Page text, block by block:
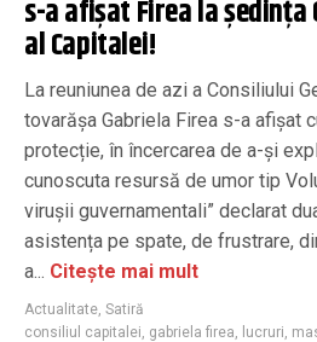
s-a afișat Firea la ședința
al Capitalei!
La reuniunea de azi a Consiliului
tovarășa Gabriela Firea s-a afișat
protecție, în încercarea de a-și
cunoscuta resursă de umor tip
virușii guvernamentali” declarat
asistența pe spate, de frustrare,
a... Citește mai mult
Actualitate, Satiră
consiliul capitalei, gabriela firea, lucruri,